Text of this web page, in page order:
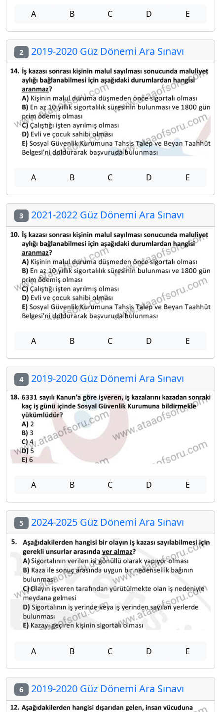
A B C D E
2 2019-2020 Güz Dönemi Ara Sınavı
A B C D E
3 2021-2022 Güz Dönemi Ara Sınavı
A B C D E
4 2019-2020 Güz Dönemi Ara Sınavı
A B C D E
5 2024-2025 Güz Dönemi Ara Sınavı
A B C D E
6 2019-2020 Güz Dönemi Ara Sınavı